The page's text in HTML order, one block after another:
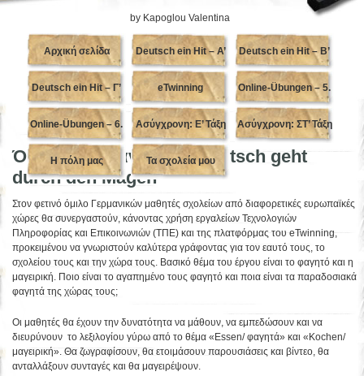
by Kapoglou Valentina
Αρχική σελίδα Deutsch ein Hit – Α’
Γυμνασίου
Deutsch ein Hit – Β’
Γυμνασίου
Deutsch ein Hit – Γ’
Γυμνασίου
eTwinning Online-Übungen – 5.
Klasse
Online-Übungen – 6.
Klasse
Ασύγχρονη: Ε’ Τάξη Ασύγχρονη: ΣΤ’ Τάξη
Η πόλη μας Τα σχολεία μου
Όμιλος Γερμανικών: “Deutsch geht
durch den Magen”
Στον φετινό όμιλο Γερμανικών μαθητές σχολείων από διαφορετικές ευρωπαϊκές
χώρες θα συνεργαστούν, κάνοντας χρήση εργαλείων Τεχνολογιών
Πληροφορίας και Επικοινωνιών (ΤΠΕ) και της πλατφόρμας του eTwinning,
προκειμένου να γνωριστούν καλύτερα γράφοντας για τον εαυτό τους, το
σχολείου τους και την χώρα τους. Βασικό θέμα του έργου είναι το φαγητό και η
μαγειρική. Ποιο είναι το αγαπημένο τους φαγητό και ποια είναι τα παραδοσιακά
φαγητά της χώρας τους;
Οι μαθητές θα έχουν την δυνατότητα να μάθουν, να εμπεδώσουν και να
διευρύνουν το λεξιλογίου γύρω από το θέμα «Essen/ φαγητά» και «Kochen/
μαγειρική». Θα ζωγραφίσουν, θα ετοιμάσουν παρουσιάσεις και βίντεο, θα
ανταλλάξουν συνταγές και θα μαγειρέψουν.